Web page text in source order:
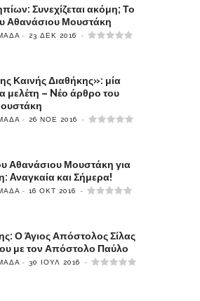
Συνεχίζεται ακόμη; Το
Αθανάσιου Μουστάκη
23 ΔΕΚ 2016
Καινής Διαθήκης»: μία
μελέτη – Nέο άρθρο του
26 ΝΟΈ 2016
Αθανάσιου Μουστάκη για
Aναγκαία και Σήμερα!
16 ΟΚΤ 2016
Ο Άγιος Απόστολος Σίλας
με τον Απόστολο Παύλο
30 ΙΟΎΛ 2016